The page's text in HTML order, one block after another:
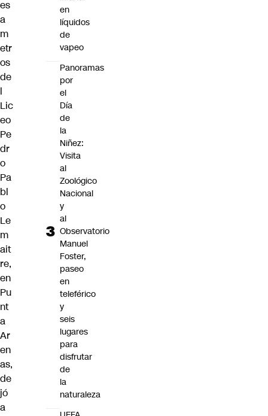
es
a
m
etr
os
de
l
Lic
eo
Pe
dr
o
Pa
bl
o
Le
m
ait
re,
en
Pu
nt
a
Ar
en
as,
de
jó
a
en
líquidos
de
vapeo
Panoramas
por
el
Día
de
la
Niñez:
Visita
al
Zoológico
Nacional
y
al
Observatorio
Manuel
Foster,
paseo
en
teleférico
y
seis
lugares
para
disfrutar
de
la
naturaleza